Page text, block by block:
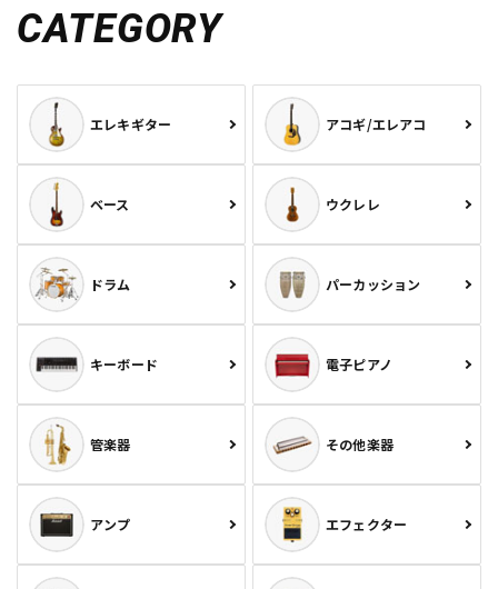
CATEGORY
エレキギター アコギ/エレアコ
ベース ウクレレ
ドラム パーカッション
キーボード 電子ピアノ
管楽器 その他楽器
アンプ エフェクター